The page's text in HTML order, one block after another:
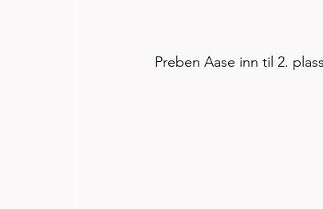
Preben Aase inn til 2.